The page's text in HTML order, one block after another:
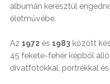
albumán keresztül
életművébe.
Az 1972 és 1983 között
45 fekete-fehér képből
divatfotókkal, portrékkal